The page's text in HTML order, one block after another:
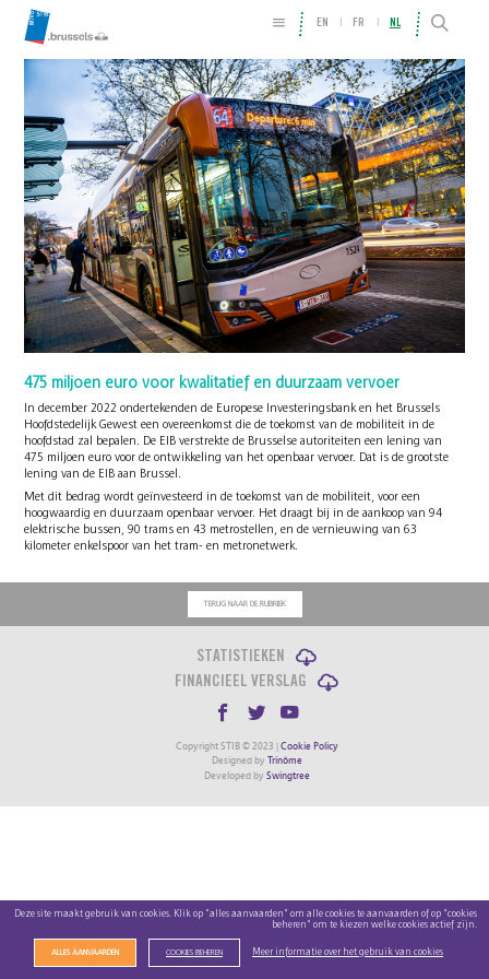
EN FR NL
475 miljoen euro voor kwalitatief en duurzaam vervoer
In december 2022 ondertekenden de Europese Investeringsbank en het Brussels
Hoofdstedelijk Gewest een overeenkomst die de toekomst van de mobiliteit in de
hoofdstad zal bepalen. De EIB verstrekte de Brusselse autoriteiten een lening van
475 miljoen euro voor de ontwikkeling van het openbaar vervoer. Dat is de grootste
lening van de EIB aan Brussel.
Met dit bedrag wordt geïnvesteerd in de toekomst van de mobiliteit, voor een
hoogwaardig en duurzaam openbaar vervoer. Het draagt bij in de aankoop van 94
elektrische bussen, 90 trams en 43 metrostellen, en de vernieuwing van 63
kilometer enkelspoor van het tram- en metronetwerk.
TERUG NAAR DE RUBRIEK
STATISTIEKEN
FINANCIEEL VERSLAG
Copyright STIB © 2023 | Cookie Policy
Designed by Trinôme
Developed by Swingtree
Deze site maakt gebruik van cookies. Klik op "alles aanvaarden" om alle cookies te aanvaarden of op "cookies
beheren" om te kiezen welke cookies actief zijn.
ALLES AANVAARDEN COOKIES BEHEREN Meer informatie over het gebruik van cookies